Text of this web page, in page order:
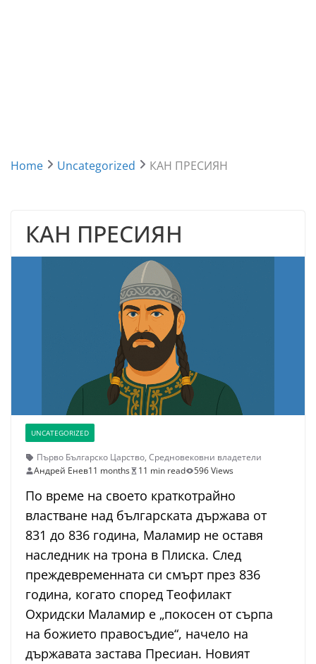
Home Uncategorized КАН ПРЕСИЯН
КАН ПРЕСИЯН
UNCATEGORIZED
Първо Българско Царство, Средновековни владетели
Андрей Енев11 months 11 min read 596 Views
По време на своето краткотрайно
властване над българската държава от
831 до 836 година, Маламир не оставя
наследник на трона в Плиска. След
преждевременната си смърт през 836
година, когато според Теофилакт
Охридски Маламир е „покосен от сърпа
на божието правосъдие“, начело на
държавата застава Пресиан. Новият